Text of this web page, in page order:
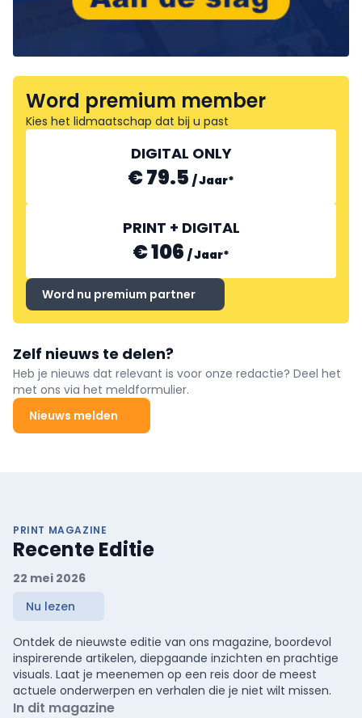
Word premium member
Kies het lidmaatschap dat bij u past
DIGITAL ONLY
€ 79.5 /Jaar*
PRINT + DIGITAL
€ 106 /Jaar*
Word nu premium partner
Zelf nieuws te delen?
Heb je nieuws dat relevant is voor onze redactie? Deel het
met ons via het meldformulier.
Nieuws melden
PRINT MAGAZINE
Recente Editie
22 mei 2026
Nu lezen
Ontdek de nieuwste editie van ons magazine, boordevol
inspirerende artikelen, diepgaande inzichten en prachtige
visuals. Laat je meenemen op een reis door de meest
actuele onderwerpen en verhalen die je niet wilt missen.
In dit magazine